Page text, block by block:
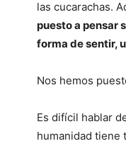
las cucarachas.
puesto a pensar
forma de sentir,
Nos hemos
Es difícil hablar
humanidad tiene